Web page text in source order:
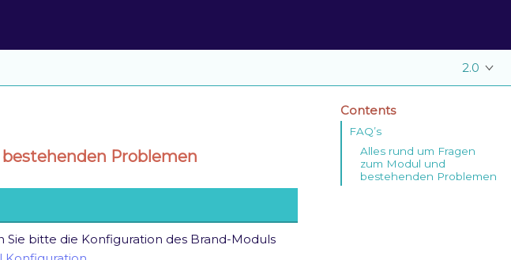
2.0
Contents
FAQ’s
Alles rund um Fragen
zum Modul und
bestehenden Problemen
Problemen
Sie bitte die Konfiguration des Brand-Moduls